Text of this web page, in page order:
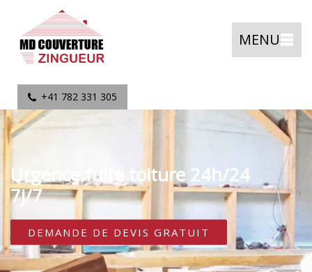
MENU
+41 782 331 305
Urgence fuite toiture 24h/24
7j/7
DEMANDE DE DEVIS GRATUIT